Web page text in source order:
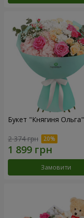
Букет "Княгиня Ольга"
2 374 грн
Замовити